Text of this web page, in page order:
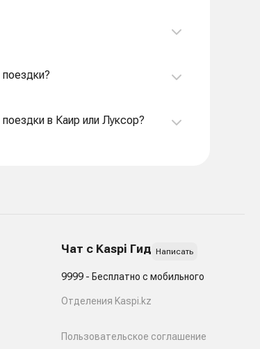
в Каир или Луксор?
Чат с Kaspi Гид Написать
9999 - Бесплатно с мобильного
Отделения Kaspi.kz
Пользовательское соглашение